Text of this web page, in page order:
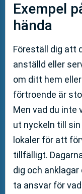
Exempel
hända
Föreställ dig att
anställd eller
om ditt hem
förtroende är
Men vad du inte
ut nyckeln till sin
lokaler för att
tillfälligt.
dig och anklagar
ta ansvar för